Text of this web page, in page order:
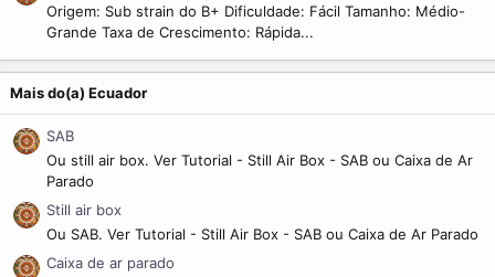
Origem: Sub strain do B+ Dificuldade: Fácil Tamanho: Médio-
Grande Taxa de Crescimento: Rápida...
Mais do(a) Ecuador
SAB
Ou still air box. Ver Tutorial - Still Air Box - SAB ou Caixa de Ar
Parado
Still air box
Ou SAB. Ver Tutorial - Still Air Box - SAB ou Caixa de Ar Parado
Caixa de ar parado